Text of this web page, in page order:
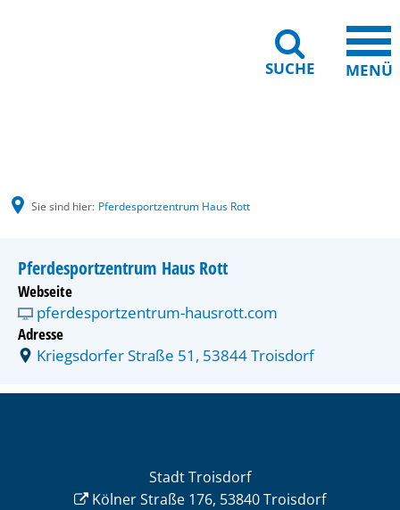
SUCHE MENÜ
Sie sind hier: Pferdesportzentrum Haus Rott
Pferdesportzentrum Haus Rott
Webseite
pferdesportzentrum-hausrott.com
Adresse
Kriegsdorfer Straße 51, 53844 Troisdorf
Stadt Troisdorf
Kölner Straße 176, 53840 Troisdorf